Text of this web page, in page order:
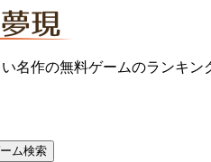
名作の無料ゲームのランキン